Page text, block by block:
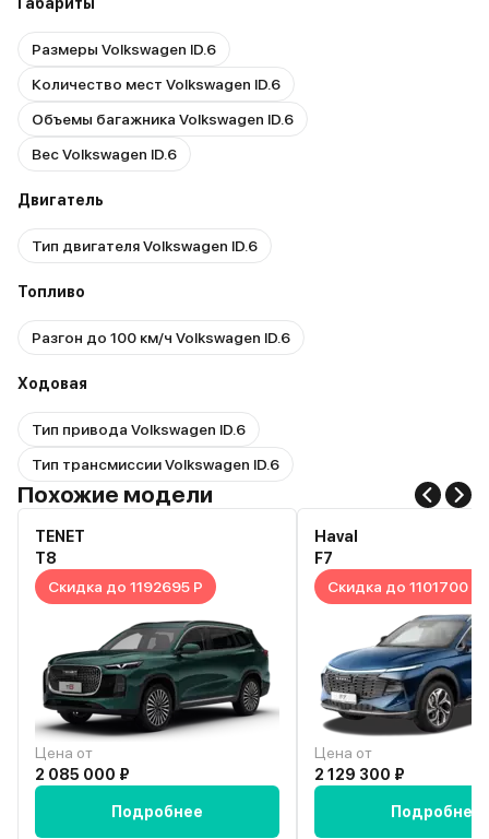
Размеры Volkswagen ID.6
Количество мест Volkswagen ID.6
Объемы багажника Volkswagen ID.6
Вес Volkswagen ID.6
Двигатель
Тип двигателя Volkswagen ID.6
Топливо
Разгон до 100 км/ч Volkswagen ID.6
Ходовая
Тип привода Volkswagen ID.6
Тип трансмиссии Volkswagen ID.6
Похожие модели
TENET
T8
Скидка до 1192695 Р
Цена от
2 085 000 ₽
Подробнее
Haval
F7
Скидка до 1101700 Р
Цена от
2 129 300 ₽
Подробнее